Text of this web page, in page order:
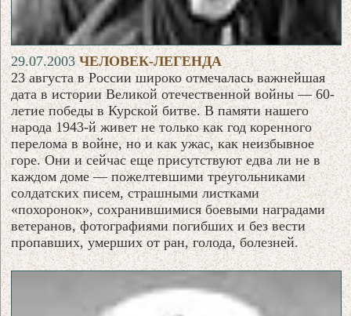
29.07.2003ЧЕЛОВЕК-ЛЕГЕНДА
23 августа в России широко отмечалась важнейшая
дата в истории Великой отечественной войны — 60-
летие победы в Курской битве. В памяти нашего
народа 1943-й живет не только как год коренного
перелома в войне, но и как ужас, как неизбывное
горе. Они и сейчас еще присутствуют едва ли не в
каждом доме — пожелтевшими треугольниками
солдатских писем, страшными листками
«похоронок», сохранившимися боевыми наградами
ветеранов, фотографиями погибших и без вести
пропавших, умерших от ран, голода, болезней.